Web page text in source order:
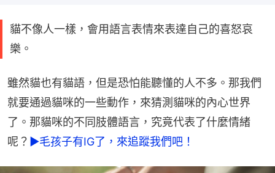
貓不像人一樣，會用語言表情來表達自己的喜怒哀
樂。
雖然貓也有貓語，但是恐怕能聽懂的人不多。那我們
就要通過貓咪的一些動作，來猜測貓咪的內心世界
了。那貓咪的不同肢體語言，究竟代表了什麼情緒
呢？ ►毛孩子有IG了，來追蹤我們吧！